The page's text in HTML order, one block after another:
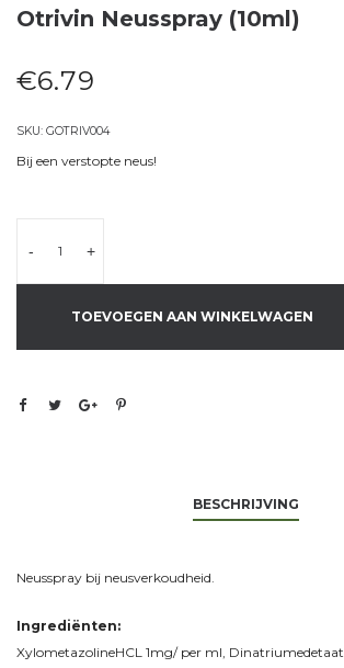
Otrivin Neusspray (10ml)
€6.79
SKU: GOTRIV004
Bij een verstopte neus!
- +
TOEVOEGEN AAN WINKELWAGEN
BESCHRIJVING
Neusspray bij neusverkoudheid.
Ingrediënten:
XylometazolineHCL 1mg/ per ml, Dinatriumedetaat,